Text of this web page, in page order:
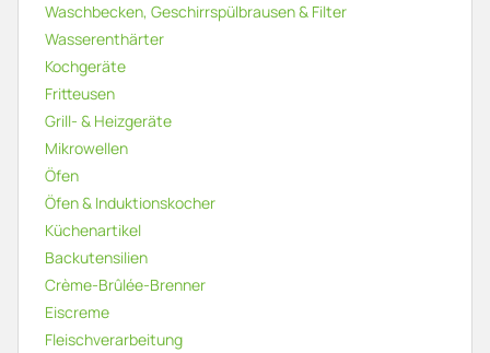
Waschbecken, Geschirrspülbrausen & Filter
Wasserenthärter
Kochgeräte
Fritteusen
Grill- & Heizgeräte
Mikrowellen
Öfen
Öfen & Induktionskocher
Küchenartikel
Backutensilien
Crème-Brûlée-Brenner
Eiscreme
Fleischverarbeitung